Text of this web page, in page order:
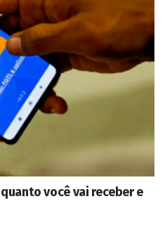
você vai receber e